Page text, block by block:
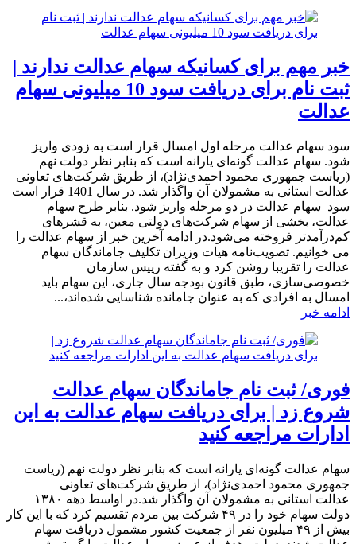
خبر مهم برای کسانیکه سهام عدالت ندارند |
ثبت نام برای دریافت سود 10 میلیونی سهام
عدالت
​سود سهام عدالت مرحله اول امسال قرار است به زودی واریز
شود. سهام عدالت گونه‌ای یارانه است که بنابر نظر دولت نهم
(ریاست جمهوری محمود احمدی‌نژاد)، از طریق شرکت‌های تعاونی
عدالت استانی به مشمولان آن واگذار شد. در سال 1401 قرار است
سود سهام عدالت در دو مرحله واریز شود. بنابر طرح سهام
عدالت، بخشی از سهام شرکت‌های دولتی معین، به قشرهای
کم‌درآمدتر فروخته می‌شود.در ادامه آخرین خبر از سهام عدالت را
می خوانیم. تصویب‌نامه هیات وزیران تکلیف جاماندگان سهام
عدالت را تقریبا روشن کرد و به گفته رییس سازمان
خصوصی‌سازی، طبق قانون بودجه سال جاری، این سهام باید
امسال به افرادی که به عنوان جامانده شناسایی شده‌اند،...
ادامه خبر
فوری/ ثبت نام جاماندگان سهام عدالت
شروع زد | برای دریافت سهام عدالت به این
ادارات مراجعه کنید
​سهام عدالت گونه‌ای یارانه است که بنابر نظر دولت نهم (ریاست
جمهوری محمود احمدی‌نژاد)، از طریق شرکت‌های تعاونی
عدالت استانی به مشمولان آن واگذار شد.در اواسط دهه ۱۳۸۰
دولت سهام خود را در ۴۹ شرکت بین مردم تقسیم کرد که با این کار
بیش از ۴۹ میلیون نفر از جمعیت کشور مشمول دریافت سهام